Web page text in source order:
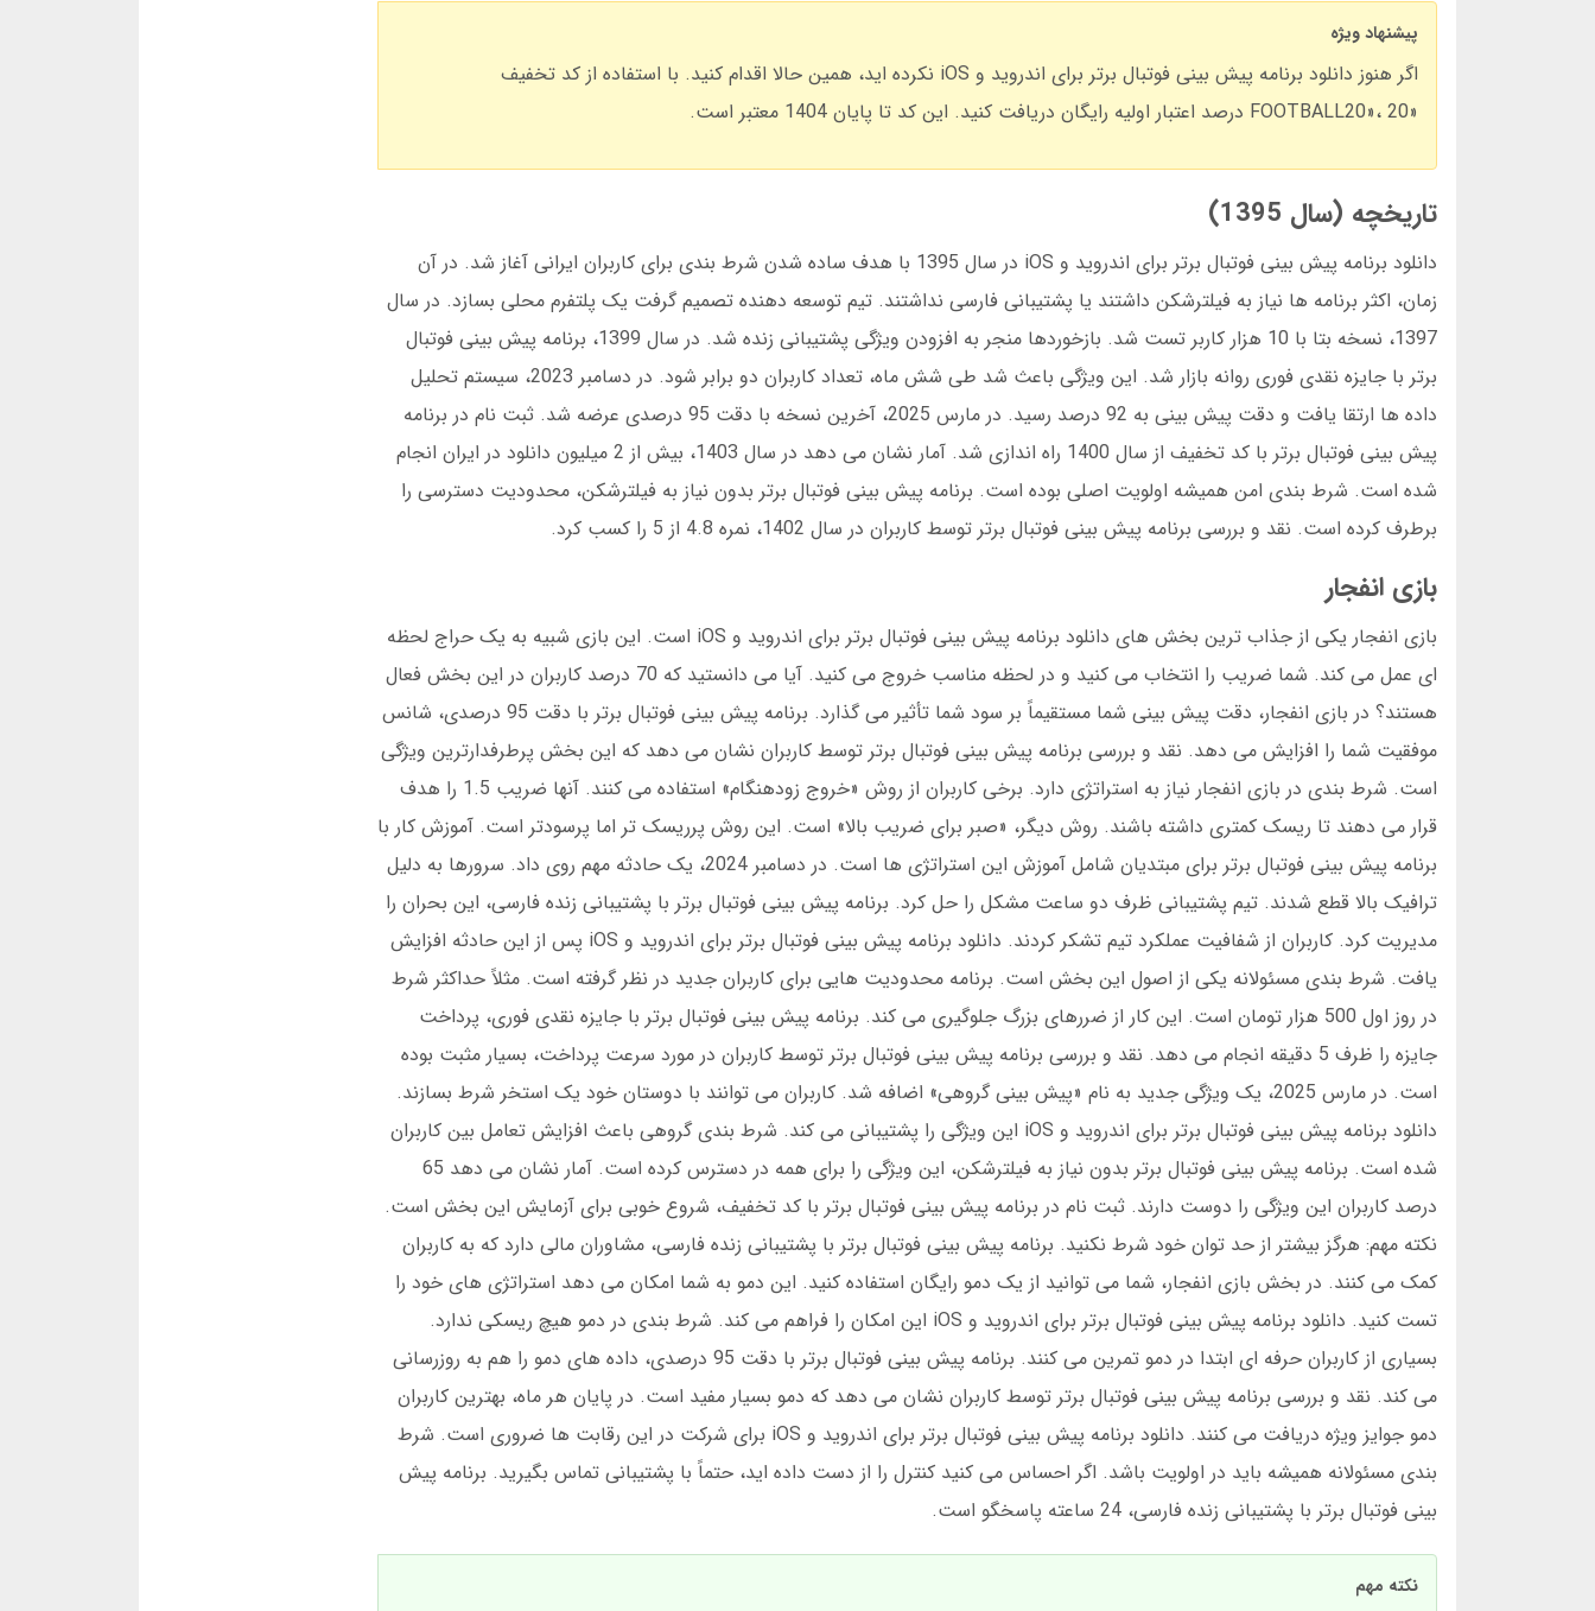
پیشنهاد ویژه
اگر هنوز دانلود برنامه پیش بینی فوتبال برتر برای اندروید و iOS نکرده اید، همین حالا اقدام کنید. با استفاده از کد تخفیف
«FOOTBALL20»، 20 درصد اعتبار اولیه رایگان دریافت کنید. این کد تا پایان 1404 معتبر است.
تاریخچه (سال 1395)
دانلود برنامه پیش بینی فوتبال برتر برای اندروید و iOS در سال 1395 با هدف ساده شدن شرط بندی برای کاربران ایرانی آغاز شد. در آن
زمان، اکثر برنامه ها نیاز به فیلترشکن داشتند یا پشتیبانی فارسی نداشتند. تیم توسعه دهنده تصمیم گرفت یک پلتفرم محلی بسازد. در سال
1397، نسخه بتا با 10 هزار کاربر تست شد. بازخوردها منجر به افزودن ویژگی پشتیبانی زنده شد. در سال 1399، برنامه پیش بینی فوتبال
برتر با جایزه نقدی فوری روانه بازار شد. این ویژگی باعث شد طی شش ماه، تعداد کاربران دو برابر شود. در دسامبر 2023، سیستم تحلیل
داده ها ارتقا یافت و دقت پیش بینی به 92 درصد رسید. در مارس 2025، آخرین نسخه با دقت 95 درصدی عرضه شد. ثبت نام در برنامه
پیش بینی فوتبال برتر با کد تخفیف از سال 1400 راه اندازی شد. آمار نشان می دهد در سال 1403، بیش از 2 میلیون دانلود در ایران انجام
شده است. شرط بندی امن همیشه اولویت اصلی بوده است. برنامه پیش بینی فوتبال برتر بدون نیاز به فیلترشکن، محدودیت دسترسی را
برطرف کرده است. نقد و بررسی برنامه پیش بینی فوتبال برتر توسط کاربران در سال 1402، نمره 4.8 از 5 را کسب کرد.
بازی انفجار
بازی انفجار یکی از جذاب ترین بخش های دانلود برنامه پیش بینی فوتبال برتر برای اندروید و iOS است. این بازی شبیه به یک حراج لحظه
ای عمل می کند. شما ضریب را انتخاب می کنید و در لحظه مناسب خروج می کنید. آیا می دانستید که 70 درصد کاربران در این بخش فعال
هستند؟ در بازی انفجار، دقت پیش بینی شما مستقیماً بر سود شما تأثیر می گذارد. برنامه پیش بینی فوتبال برتر با دقت 95 درصدی، شانس
موفقیت شما را افزایش می دهد. نقد و بررسی برنامه پیش بینی فوتبال برتر توسط کاربران نشان می دهد که این بخش پرطرفدارترین ویژگی
است. شرط بندی در بازی انفجار نیاز به استراتژی دارد. برخی کاربران از روش «خروج زودهنگام» استفاده می کنند. آنها ضریب 1.5 را هدف
قرار می دهند تا ریسک کمتری داشته باشند. روش دیگر، «صبر برای ضریب بالا» است. این روش پرریسک تر اما پرسودتر است. آموزش کار با
برنامه پیش بینی فوتبال برتر برای مبتدیان شامل آموزش این استراتژی ها است. در دسامبر 2024، یک حادثه مهم روی داد. سرورها به دلیل
ترافیک بالا قطع شدند. تیم پشتیبانی ظرف دو ساعت مشکل را حل کرد. برنامه پیش بینی فوتبال برتر با پشتیبانی زنده فارسی، این بحران را
مدیریت کرد. کاربران از شفافیت عملکرد تیم تشکر کردند. دانلود برنامه پیش بینی فوتبال برتر برای اندروید و iOS پس از این حادثه افزایش
یافت. شرط بندی مسئولانه یکی از اصول این بخش است. برنامه محدودیت هایی برای کاربران جدید در نظر گرفته است. مثلاً حداکثر شرط
در روز اول 500 هزار تومان است. این کار از ضررهای بزرگ جلوگیری می کند. برنامه پیش بینی فوتبال برتر با جایزه نقدی فوری، پرداخت
جایزه را ظرف 5 دقیقه انجام می دهد. نقد و بررسی برنامه پیش بینی فوتبال برتر توسط کاربران در مورد سرعت پرداخت، بسیار مثبت بوده
است. در مارس 2025، یک ویژگی جدید به نام «پیش بینی گروهی» اضافه شد. کاربران می توانند با دوستان خود یک استخر شرط بسازند.
دانلود برنامه پیش بینی فوتبال برتر برای اندروید و iOS این ویژگی را پشتیبانی می کند. شرط بندی گروهی باعث افزایش تعامل بین کاربران
شده است. برنامه پیش بینی فوتبال برتر بدون نیاز به فیلترشکن، این ویژگی را برای همه در دسترس کرده است. آمار نشان می دهد 65
درصد کاربران این ویژگی را دوست دارند. ثبت نام در برنامه پیش بینی فوتبال برتر با کد تخفیف، شروع خوبی برای آزمایش این بخش است.
نکته مهم: هرگز بیشتر از حد توان خود شرط نکنید. برنامه پیش بینی فوتبال برتر با پشتیبانی زنده فارسی، مشاوران مالی دارد که به کاربران
کمک می کنند. در بخش بازی انفجار، شما می توانید از یک دمو رایگان استفاده کنید. این دمو به شما امکان می دهد استراتژی های خود را
تست کنید. دانلود برنامه پیش بینی فوتبال برتر برای اندروید و iOS این امکان را فراهم می کند. شرط بندی در دمو هیچ ریسکی ندارد.
بسیاری از کاربران حرفه ای ابتدا در دمو تمرین می کنند. برنامه پیش بینی فوتبال برتر با دقت 95 درصدی، داده های دمو را هم به روزرسانی
می کند. نقد و بررسی برنامه پیش بینی فوتبال برتر توسط کاربران نشان می دهد که دمو بسیار مفید است. در پایان هر ماه، بهترین کاربران
دمو جوایز ویژه دریافت می کنند. دانلود برنامه پیش بینی فوتبال برتر برای اندروید و iOS برای شرکت در این رقابت ها ضروری است. شرط
بندی مسئولانه همیشه باید در اولویت باشد. اگر احساس می کنید کنترل را از دست داده اید، حتماً با پشتیبانی تماس بگیرید. برنامه پیش
بینی فوتبال برتر با پشتیبانی زنده فارسی، 24 ساعته پاسخگو است.
نکته مهم